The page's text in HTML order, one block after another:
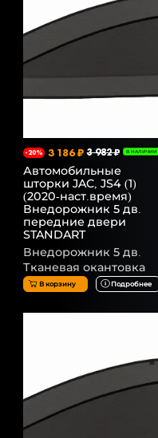
-20% 3 186 ₽ 3 982 ₽ В НАЛИЧИИ
Автомобильные
шторки JAC, JS4 (1)
(2020-наст.время)
Внедорожник 5 дв.
передние двери
STANDART
Внедорожник 5 дв.
Тканевая окантовка
В корзину Подробнее